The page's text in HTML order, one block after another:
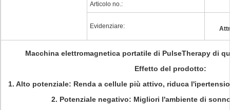
Articolo no.:
Evidenziare:
Macchina elettromagnetica portatile di PulseTherapy di
Effetto del prodotto:
1. Alto potenziale: Renda a cellule più attivo, riduca
2. Potenziale negativo: Migliori l'ambiente di